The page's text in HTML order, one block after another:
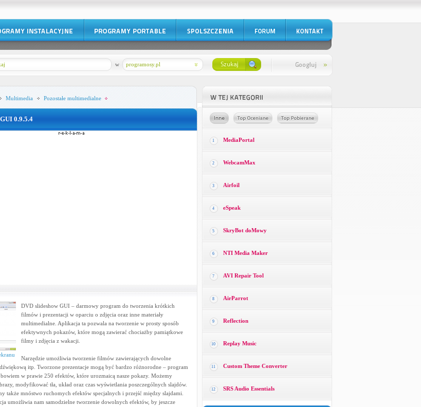
programosy.pl
w
Multimedia Pozostałe multimedialne
0.9.5.4
DVD slideshow GUI – darmowy program do tworzenia krótkich
filmów i prezentacji w oparciu o zdjęcia oraz inne materiały
multimedialne. Aplikacja ta pozwala na tworzenie w prosty sposób
efektywnych pokazów, które mogą zawierać chociażby pamiątkowe
filmy i zdjęcia z wakacji.
Narzędzie umożliwia tworzenie filmów zawierających dowolne
itp. Tworzone prezentacje mogą być bardzo różnorodne – program
bowiem w prawie 250 efektów, które urozmaicą nasze pokazy. Możemy
modyfikować tła, układ oraz czas wyświetlania poszczególnych slajdów.
także mnóstwo ruchomych efektów specjalnych i przejść między slajdami.
umożliwia nam samodzielne tworzenie dowolnych efektów, by jeszcze
1 MediaPortal
2 WebcamMax
3 Airfoil
4 eSpeak
5 SkryBot doMowy
6 NTI Media Maker
7 AVI Repair Tool
8 AirParrot
9 Reflection
10 Replay Music
11 Custom Theme Converter
12 SRS Audio Essentials